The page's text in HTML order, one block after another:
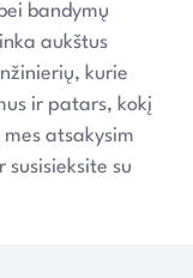
bandymų
aukštus
kurie
ir patars, kokį
atsakysim
su